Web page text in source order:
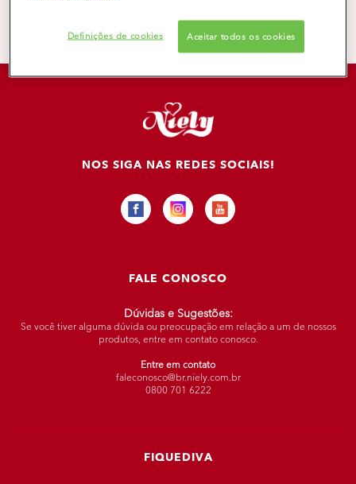
FIQUEDIVA
FALE CONOSCO
Dúvidas e Sugestões:
Se você tiver alguma dúvida ou preocupação em relação a um de nossos
produtos, entre em contato conosco.
Entre em contato
faleconosco@br.niely.com.br
0800 701 6222
NOS SIGA NAS REDES SOCIAIS!
Definições de cookies Aceitar todos os cookies